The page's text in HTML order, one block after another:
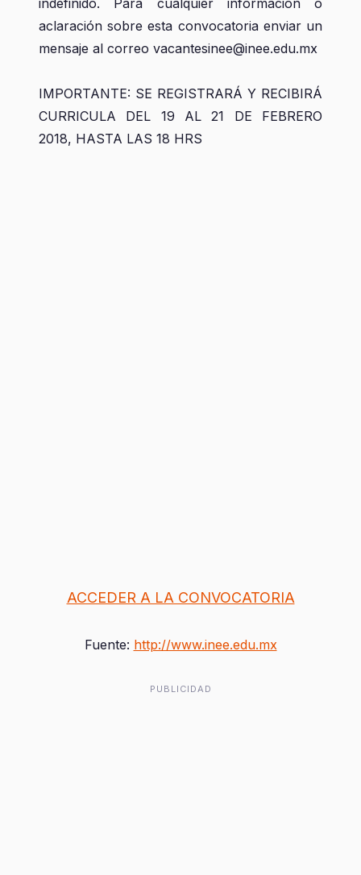
aclaración sobre esta convocatoria enviar un
mensaje al correo vacantesinee@inee.edu.mx
IMPORTANTE: SE REGISTRARÁ Y RECIBIRÁ
CURRICULA DEL 19 AL 21 DE FEBRERO
2018, HASTA LAS 18 HRS
ACCEDER A LA CONVOCATORIA
Fuente: http://www.inee.edu.mx
PUBLICIDAD